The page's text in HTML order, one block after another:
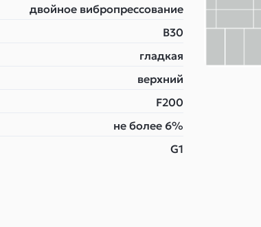
двойное вибропрессование
B30
гладкая
верхний
F200
не более 6%
G1